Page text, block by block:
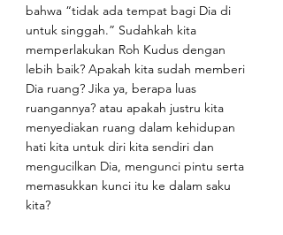
bahwa “tidak ada tempat bagi Dia di
untuk singgah.” Sudahkah kita
memperlakukan Roh Kudus dengan
lebih baik? Apakah kita sudah memberi
Dia ruang? Jika ya, berapa luas
ruangannya? atau apakah justru kita
menyediakan ruang dalam kehidupan
hati kita untuk diri kita sendiri dan
mengucilkan Dia, mengunci pintu serta
memasukkan kunci itu ke dalam saku
kita?